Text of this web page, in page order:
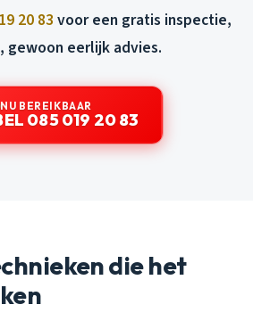
20 83voor een gratis inspectie,
gewoon eerlijk advies.
NU BEREIKBAAR
085 019 20 83
die het